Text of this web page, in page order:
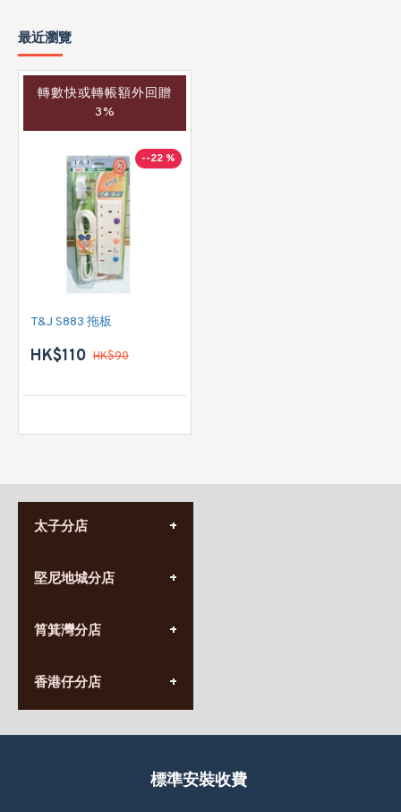
最近瀏覽
轉數快或轉帳額外回贈
3%
--22 %
T&J S883 拖板
HK$110 HK$90
太子分店
營業時間:
九龍太子太子道西141號
堅尼地城分店
營業時間:
香港堅尼地城卑路乍街
(堅尼地城地鐵站B出口)
筲箕灣分店
營業時間:
(10:00am-20:30pm)
香港仔分店
營業時間:
香港香港仔成都道20-28號標準安裝收費